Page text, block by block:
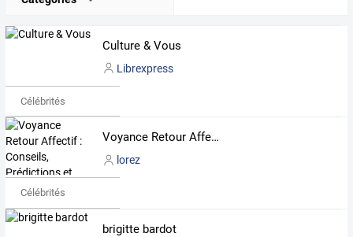
Culture & Vous
Librexpress
Célébrités
Voyance Retour Affectif : Conseils, Prédictions et Réconciliation Amoureuse
lorez
Célébrités
brigitte bardot